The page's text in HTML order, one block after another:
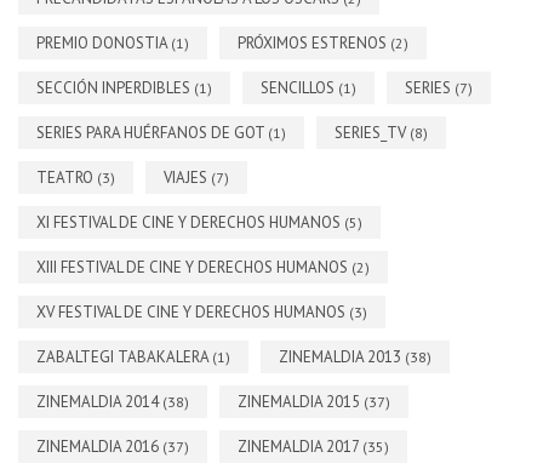
PREMIO DONOSTIA (1) PRÓXIMOS ESTRENOS (2)
SECCIÓN INPERDIBLES (1) SENCILLOS (1) SERIES (7)
SERIES PARA HUÉRFANOS DE GOT (1) SERIES_TV (8)
TEATRO (3) VIAJES (7)
XI FESTIVAL DE CINE Y DERECHOS HUMANOS (5)
XIII FESTIVAL DE CINE Y DERECHOS HUMANOS (2)
XV FESTIVAL DE CINE Y DERECHOS HUMANOS (3)
ZABALTEGI TABAKALERA (1) ZINEMALDIA 2013 (38)
ZINEMALDIA 2014 (38) ZINEMALDIA 2015 (37)
ZINEMALDIA 2016 (37) ZINEMALDIA 2017 (35)